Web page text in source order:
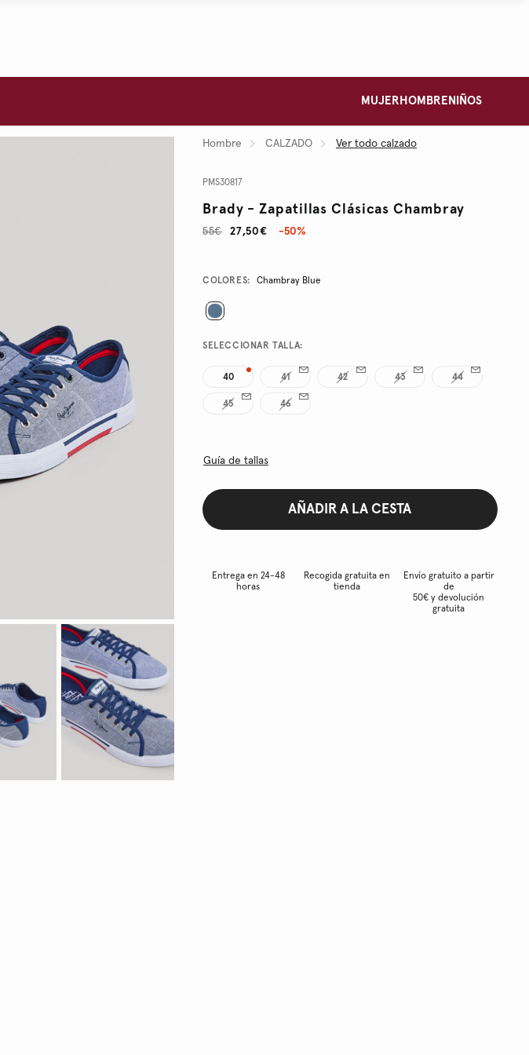
MUJER HOMBRE NIÑOS
Hombre CALZADO Ver todo calzado
PMS30817
Brady - Zapatillas Clásicas Chambray
27,50€
55€ -50%
Promotions
Variations
COLORES: Chambray Blue
SELECCIONAR TALLA:
40 41 42 43 44
45 46
Guía de tallas
AÑADIR A LA CESTA
Entrega en 24-48
horas
Recogida gratuita en
tienda
Envío gratuito a partir
de
50€ y devolución
gratuita